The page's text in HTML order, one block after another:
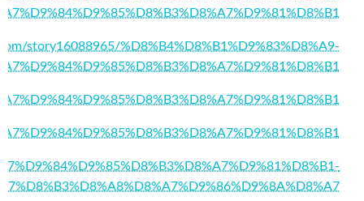
story16088965/%D8%B4%D8%B1%D9%83%D8%A9-